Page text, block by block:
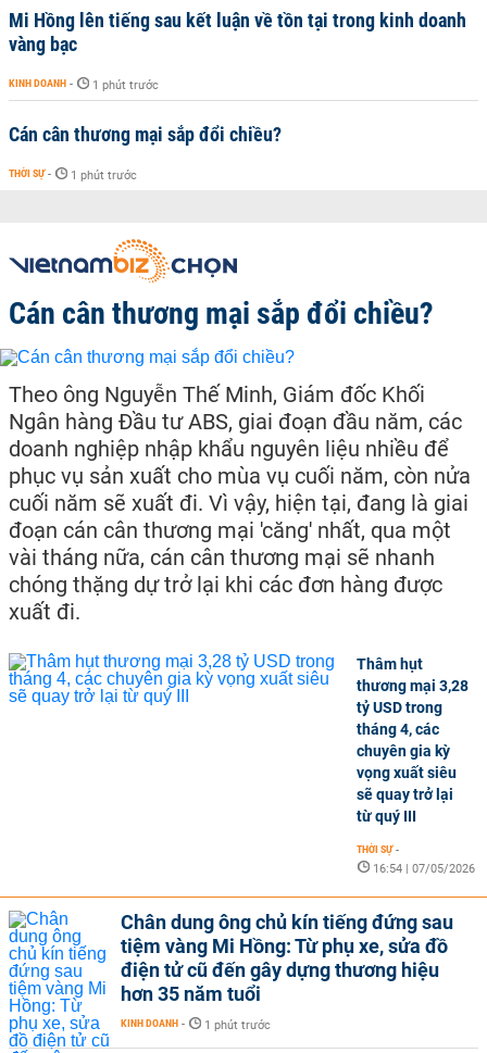
Mi Hồng lên tiếng sau kết luận về tồn tại trong kinh doanh
vàng bạc
KINH DOANH - 1 phút trước
Cán cân thương mại sắp đổi chiều?
THỜI SỰ - 1 phút trước
Cán cân thương mại sắp đổi chiều?
Theo ông Nguyễn Thế Minh, Giám đốc Khối
Ngân hàng Đầu tư ABS, giai đoạn đầu năm, các
doanh nghiệp nhập khẩu nguyên liệu nhiều để
phục vụ sản xuất cho mùa vụ cuối năm, còn nửa
cuối năm sẽ xuất đi. Vì vậy, hiện tại, đang là giai
đoạn cán cân thương mại 'căng' nhất, qua một
vài tháng nữa, cán cân thương mại sẽ nhanh
chóng thặng dự trở lại khi các đơn hàng được
xuất đi.
Thâm hụt
thương mại 3,28
tỷ USD trong
tháng 4, các
chuyên gia kỳ
vọng xuất siêu
sẽ quay trở lại
từ quý III
THỜI SỰ -
16:54 | 07/05/2026
Chân dung ông chủ kín tiếng đứng sau
tiệm vàng Mi Hồng: Từ phụ xe, sửa đồ
điện tử cũ đến gây dựng thương hiệu
hơn 35 năm tuổi
KINH DOANH - 1 phút trước